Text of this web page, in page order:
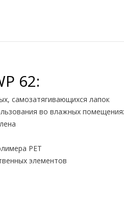
62:
самозатягивающихся лапок
во влажных
PET
элементов